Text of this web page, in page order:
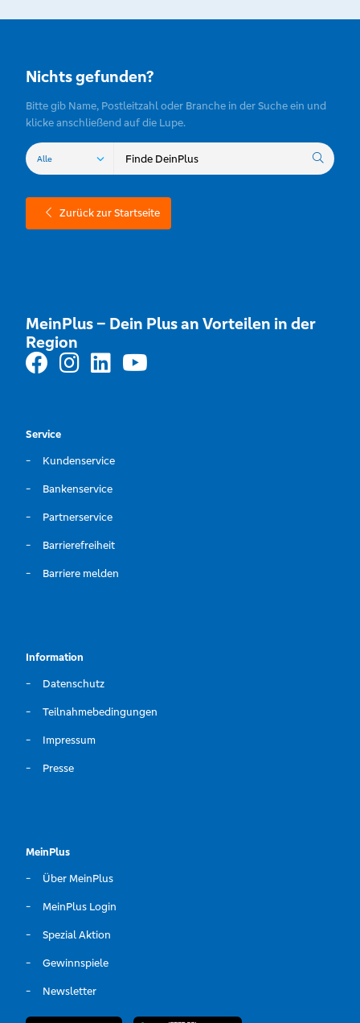
Nichts gefunden?
Bitte gib Name, Postleitzahl oder Branche in der Suche ein und
klicke anschließend auf die Lupe.
Zurück zur Startseite
MeinPlus – Dein Plus an Vorteilen in der
Region
Service
Kundenservice
Bankenservice
Partnerservice
Barrierefreiheit
Barriere melden
Information
Datenschutz
Teilnahmebedingungen
Impressum
Presse
MeinPlus
Über MeinPlus
MeinPlus Login
Spezial Aktion
Gewinnspiele
Newsletter